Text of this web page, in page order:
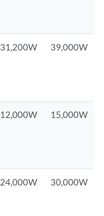
31,200W 39,000W
12,000W 15,000W
24,000W 30,000W